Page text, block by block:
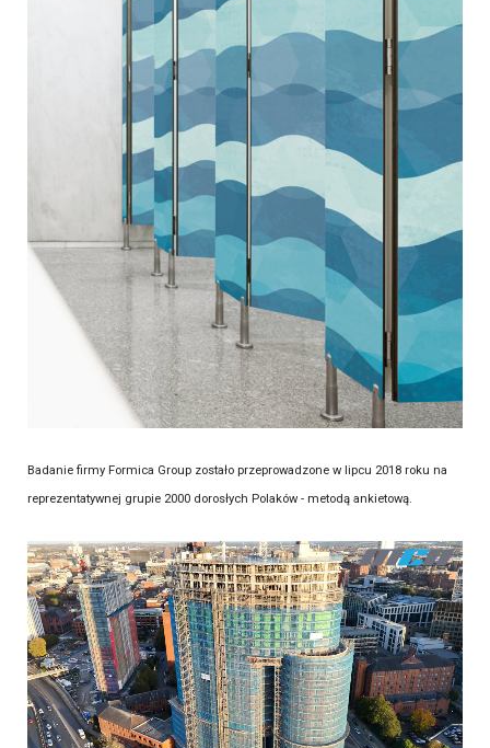
Badanie firmy Formica Group zostało przeprowadzone w lipcu 2018 roku na
reprezentatywnej grupie 2000 dorosłych Polaków - metodą ankietową.